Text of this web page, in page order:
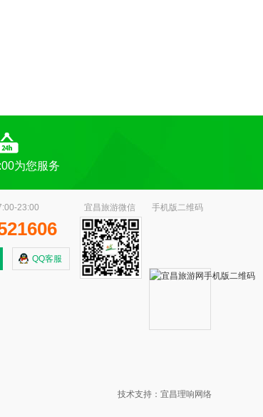
为您服务
宜昌旅游微信 手机版二维码
23:00
QQ客服
技术支持：宜昌理响网络